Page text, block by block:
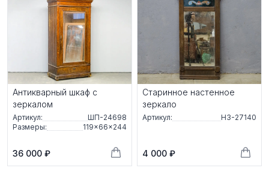
Антикварный шкаф с
зеркалом
Артикул:
ШП-24698
Размеры:
119×66×244
36 000 ₽
Старинное настенное
зеркало
Артикул: НЗ-27140
4 000 ₽